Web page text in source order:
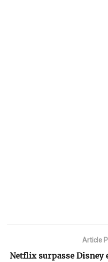
Article
Netflix surpasse Disney